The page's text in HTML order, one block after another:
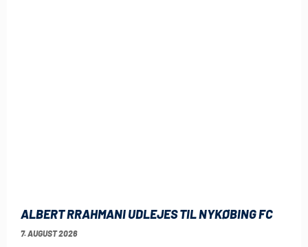
ALBERT RRAHMANI UDLEJES TIL NYKØBING FC
7. AUGUST 2026